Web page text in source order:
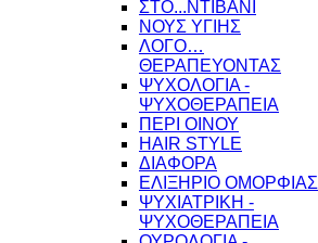
ΣΤΟ...ΝΤΙΒΑΝΙ
ΝΟΥΣ ΥΓΙΗΣ
ΛΟΓΟ…
ΘΕΡΑΠΕΥΟΝΤΑΣ
ΨΥΧΟΛΟΓΙΑ -
ΨΥΧΟΘΕΡΑΠΕΙΑ
ΠΕΡΙ ΟΙΝΟΥ
HAIR STYLE
ΔΙΑΦΟΡΑ
ΕΛΙΞΗΡΙΟ ΟΜΟΡΦΙΑΣ
ΨΥΧΙΑΤΡΙΚΗ -
ΨΥΧΟΘΕΡΑΠΕΙΑ